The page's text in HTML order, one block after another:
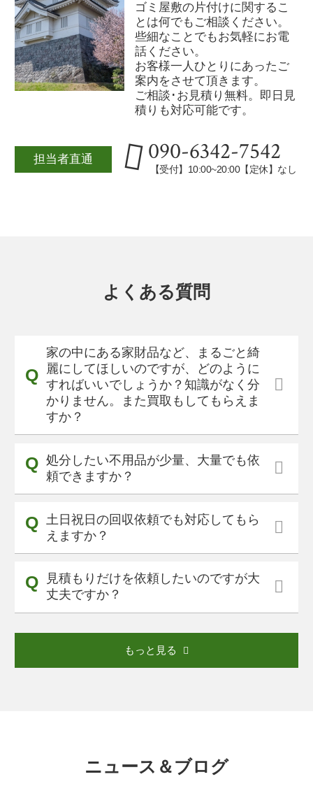
ゴミ屋敷の片付けに関するこ
とは何でもご相談ください。
些細なことでもお気軽にお電
話ください。
お客様一人ひとりにあったご
案内をさせて頂きます。
ご相談･お見積り無料。即日見
積りも対応可能です。
担当者直通 090-6342-7542
【受付】10:00~20:00【定休】なし
よくある質問
家の中にある家財品など、まるごと綺
麗にしてほしいのですが、どのように
すればいいでしょうか？知識がなく分
かりません。また買取もしてもらえま
すか？
処分したい不用品が少量、大量でも依
頼できますか？
土日祝日の回収依頼でも対応してもら
えますか？
見積もりだけを依頼したいのですが大
丈夫ですか？
もっと見る
ニュース＆ブログ